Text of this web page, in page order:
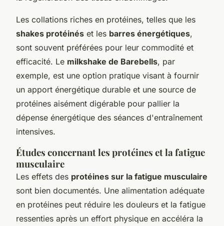
Les collations riches en protéines, telles que les
shakes protéinés et les barres énergétiques,
sont souvent préférées pour leur commodité et
efficacité. Le milkshake de Barebells, par
exemple, est une option pratique visant à fournir
un apport énergétique durable et une source de
protéines aisément digérable pour pallier la
dépense énergétique des séances d'entraînement
intensives.
Études concernant les protéines et la fatigue
musculaire
Les effets des protéines sur la fatigue musculaire
sont bien documentés. Une alimentation adéquate
en protéines peut réduire les douleurs et la fatigue
ressenties après un effort physique en accéléra la